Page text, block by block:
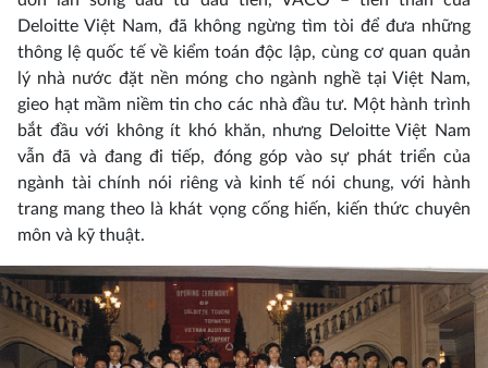
Deloitte Việt Nam, đã không ngừng tìm tòi để đưa những
thông lệ quốc tế về kiểm toán độc lập, cùng cơ quan quản
lý nhà nước đặt nền móng cho ngành nghề tại Việt Nam,
gieo hạt mầm niềm tin cho các nhà đầu tư. Một hành trình
bắt đầu với không ít khó khăn, nhưng Deloitte Việt Nam
vẫn đã và đang đi tiếp, đóng góp vào sự phát triển của
ngành tài chính nói riêng và kinh tế nói chung, với hành
trang mang theo là khát vọng cống hiến, kiến thức chuyên
môn và kỹ thuật.